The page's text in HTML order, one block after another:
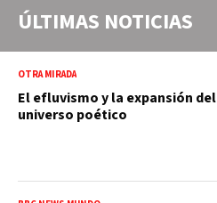
ÚLTIMAS NOTICIAS
OTRA MIRADA
El efluvismo y la expansión del
universo poético